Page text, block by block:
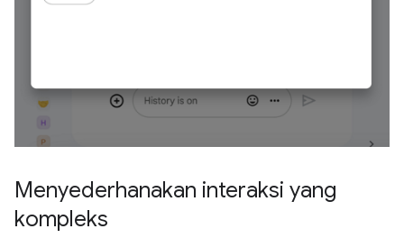
Menyederhanakan interaksi yang
kompleks